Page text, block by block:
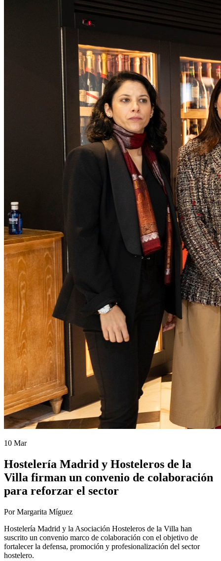
10 Mar
Hostelería Madrid y Hosteleros de la
Villa firman un convenio de colaboración
para reforzar el sector
Por Margarita Míguez
Hostelería Madrid y la Asociación Hosteleros de la Villa han
suscrito un convenio marco de colaboración con el objetivo de
fortalecer la defensa, promoción y profesionalización del sector
hostelero.